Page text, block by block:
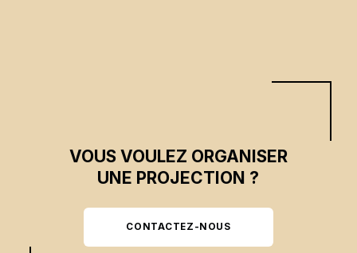
VOUS VOULEZ ORGANISER
UNE PROJECTION ?
CONTACTEZ-NOUS